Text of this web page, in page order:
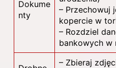
Dokume
nty
– Przechowuj
kopercie w
– Rozdziel
bankowych w
– Zbieraj